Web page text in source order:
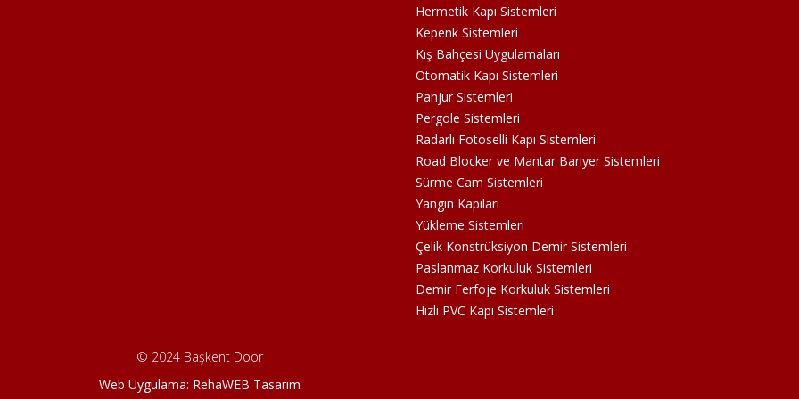
Hermetik Kapı Sistemleri
Kepenk Sistemleri
Kış Bahçesi Uygulamaları
Otomatik Kapı Sistemleri
Panjur Sistemleri
Pergole Sistemleri
Radarlı Fotoselli Kapı Sistemleri
Road Blocker ve Mantar Bariyer Sistemleri
Sürme Cam Sistemleri
Yangın Kapıları
Yükleme Sistemleri
Çelik Konstrüksiyon Demir Sistemleri
Paslanmaz Korkuluk Sistemleri
Demir Ferfoje Korkuluk Sistemleri
Hızlı PVC Kapı Sistemleri
© 2024 Başkent Door
Web Uygulama: RehaWEB Tasarım